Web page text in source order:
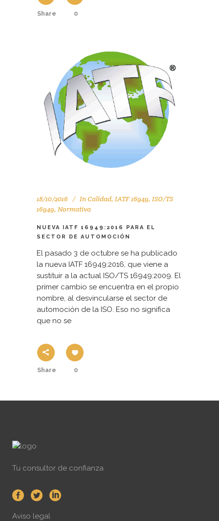
Share 0
18/10/2016 InCalidad, IATF 16949, ISO/TS
16949, Normativa
NUEVA IATF 16949:2016 PARA EL
SECTOR DE AUTOMOCIÓN
El pasado 3 de octubre se ha publicado
la nueva IATF 16949:2016, que viene a
sustituir a la actual ISO/TS 16949:2009. El
primer cambio se encuentra en el propio
nombre, al desvincularse el sector de
automoción de la ISO. Eso no significa
que no se
Share 0
Tu consultor de confianza
Aviso legal